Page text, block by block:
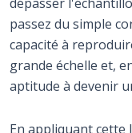
passez du simple
capacité à
grande échelle et,
aptitude à devenir
En appliquant cette